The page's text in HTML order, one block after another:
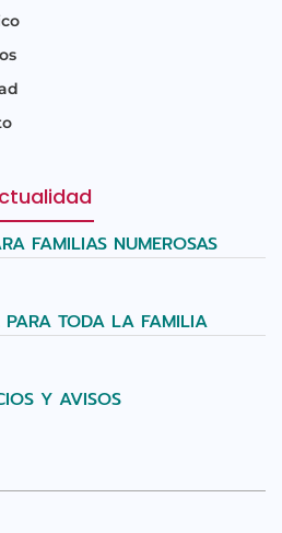
FAMILIAS NUMEROSAS
PARA TODA LA FAMILIA
Y AVISOS